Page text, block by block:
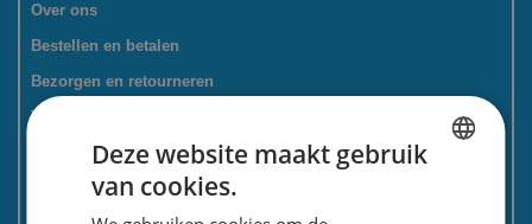
Over ons
Bestellen en betalen
Bezorgen en retourneren
Tevredenheidsgarantie
Kadoservice
Bedrijven / zakelijk
Deze website maakt gebruik
van cookies.